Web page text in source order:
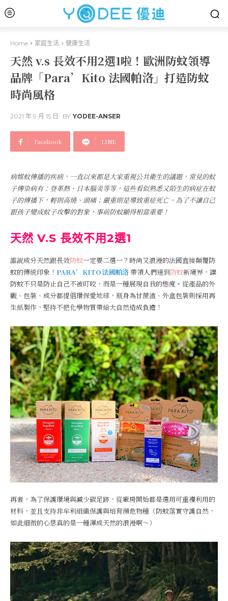
Home 家庭生活 健康生活
天然 v.s 長效不用2選1啦！歐洲防蚊領導
品牌「Para’Kito 法國帕洛」打造防蚊
時尚風格
2021 年 9 月 15 日 BY YODEE-ANSER
Facebook LINE
病媒蚊傳播的疾病，一直以來都是大家重視公共衛生的議題，常見的蚊
子傳染病有：登革熱、日本腦炎等等，這些看似熟悉又陌生的病症在蚊
子的傳播下，輕則高燒、頭痛；嚴重則是導致重症死亡。為了不讓自己
跟孩子變成蚊子攻擊的對象，事前防蚊顯得相當重要！
天然 V.S 長效不用2選1
誰說成分天然跟長效防蚊一定要二選一？時尚又浪漫的法國直接顛覆防
蚊的傳統印象！ PARA’KITO 法國帕洛 帶領人們達到防蚊新境界，讓
防蚊不只是防止自己不被叮咬，而是一種展現自我的態度。從產品的外
觀、包裝、成分都提倡環保愛地球，瓶身為甘蔗渣、外盒包裝則採用再
生紙製作，堅持不把化學物質帶給大自然造成負擔！
再者，為了保護環境與減少碳足跡，從廠房開始都是選用可重複利用的
材料，並且支持非牟利組織保護與培育瀕危物種（防蚊落實守護自然，
如此細微的心思真的是一種渾成天然的浪漫啊～）